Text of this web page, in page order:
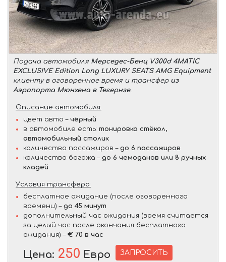
Подача автомобиля Мерседес-Бенц V300d 4MATIC
EXCLUSIVE Edition Long LUXURY SEATS AMG Equipment
клиенту в оговоренное время и трансфер из
Аэропорта Мюнхена в Тегернзе.
Описание автомобиля:
цвет авто – чёрный
в автомобиле есть: тонировка стёкол,
автомобильный столик
количество пассажиров – до 6 пассажиров
количество багажа – до 6 чемоданов или 8 ручных
кладей
Условия трансфера:
бесплатное ожидание (после оговоренного
времени) – до 45 минут
дополнительный час ожидания (время считается
за целый час после окончания бесплатного
ожидания) – € 70 в час
Цена: 250 Евро ЗАПРОСИТЬ